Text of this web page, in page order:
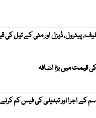
پیٹرول، ڈیزل اور مٹی کے تیل کی
کے اجرا اور تبدیلی کی فیس کم